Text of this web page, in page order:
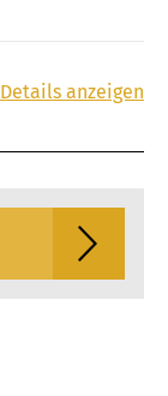
Details anzeigen